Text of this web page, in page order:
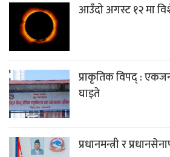
आउँदो अगस्ट १२ मा
प्राकृतिक विपद् :
घाइते
प्रधानमन्त्री र